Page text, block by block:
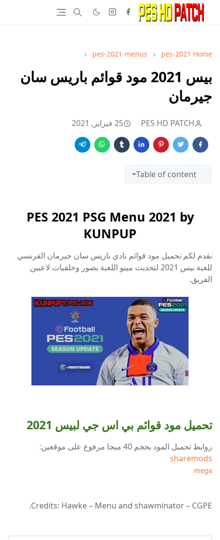
Home
pes-2021
pes-2021-menus
بيس 2021 مود قوائم باريس سان
جيرمان
PES HD PATCH 25 فبراير, 2021
Table of content
PES 2021 PSG Menu 2021 by
KUNPUP
نقدم لكم تحميل مود قوائم نادي باريس سان جيرمان الفرنسي
للعبة بيس 2021 لتحديث مينو اللعبة بصور وخلفيات لاعبين
الفريق.
تحميل مود قوائم بي اس جي لبيس 2021
روابط تحميل المود بحجم 40 ميجا مرفوع على موقعين:
sharemods
mega
Credits: Hawke – Menu and shawminator – CGPE.